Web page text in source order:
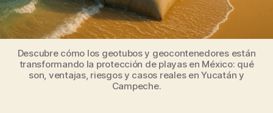
Descubre cómo los geotubos y geocontenedores están
transformando la protección de playas en México: qué
son, ventajas, riesgos y casos reales en Yucatán y
Campeche.